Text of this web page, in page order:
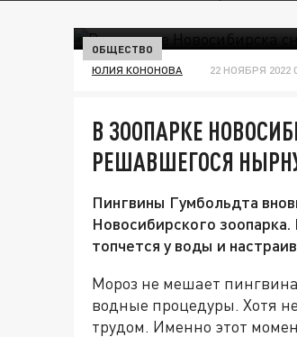
ОБЩЕСТВО
ЮЛИЯ КОНОНОВА 22 НОЯБРЯ 2022
В ЗООПАРКЕ
РЕШАВШЕГОСЯ
Пингвины Гумбольдта
Новосибирского
топчется у воды и
Мороз не мешает
водные процедуры. Хотя
трудом. Именно этот